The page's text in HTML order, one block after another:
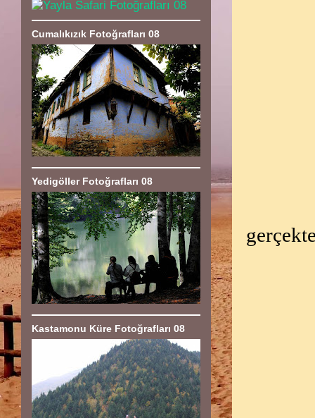
Cumalıkızık Fotoğrafları 08
Yedigöller Fotoğrafları 08
Kastamonu Küre Fotoğrafları 08